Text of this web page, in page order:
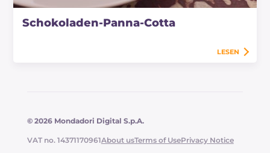
Schokoladen-Panna-Cotta
LESEN
© 2026 Mondadori Digital S.p.A.
VAT no. 14371170961About usTerms of UsePrivacy Notice